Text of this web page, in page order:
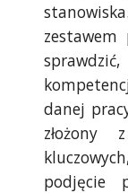
danej
złożony
podjęcie